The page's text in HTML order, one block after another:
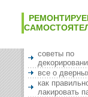
советы по
все о
как
лакировать